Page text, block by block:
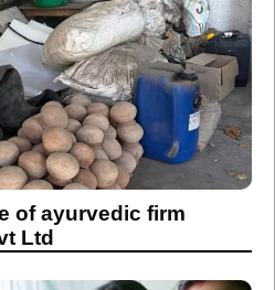
of ayurvedic firm
Ltd